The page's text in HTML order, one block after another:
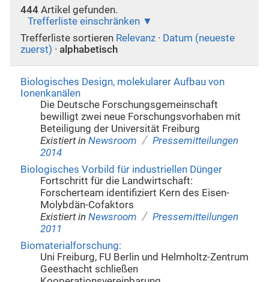
444Artikel gefunden.
Trefferliste einschränken
Trefferliste sortieren Relevanz · Datum (neueste
zuerst) · alphabetisch
Biologisches Design, molekularer Aufbau von
Ionenkanälen
Die Deutsche Forschungsgemeinschaft
bewilligt zwei neue Forschungsvorhaben mit
Beteiligung der Universität Freiburg
Existiert in Newsroom / Pressemitteilungen
2014
Biologisches Vorbild für industriellen Dünger
Fortschritt für die Landwirtschaft:
Forscherteam identifiziert Kern des Eisen-
Molybdän-Cofaktors
Existiert in Newsroom / Pressemitteilungen
2011
Biomaterialforschung:
Uni Freiburg, FU Berlin und Helmholtz-Zentrum
Geesthacht schließen